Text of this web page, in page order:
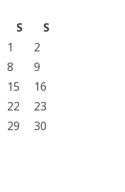
S
S
1
2
8
9
15
16
22
23
29
30